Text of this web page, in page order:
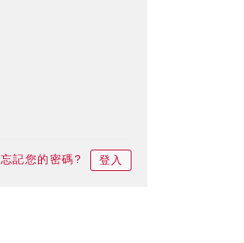
忘記您的密碼? 登入